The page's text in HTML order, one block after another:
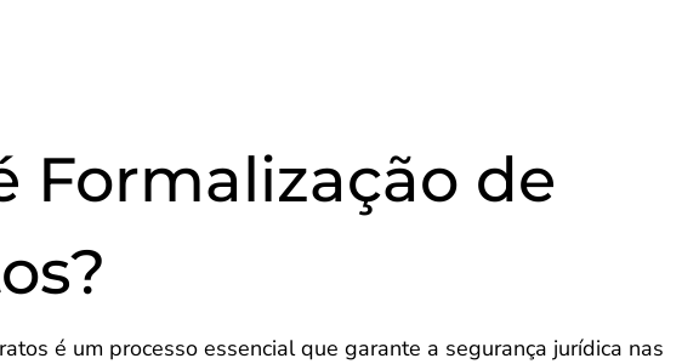
Formalização de
é um processo essencial que garante a segurança jurídica nas